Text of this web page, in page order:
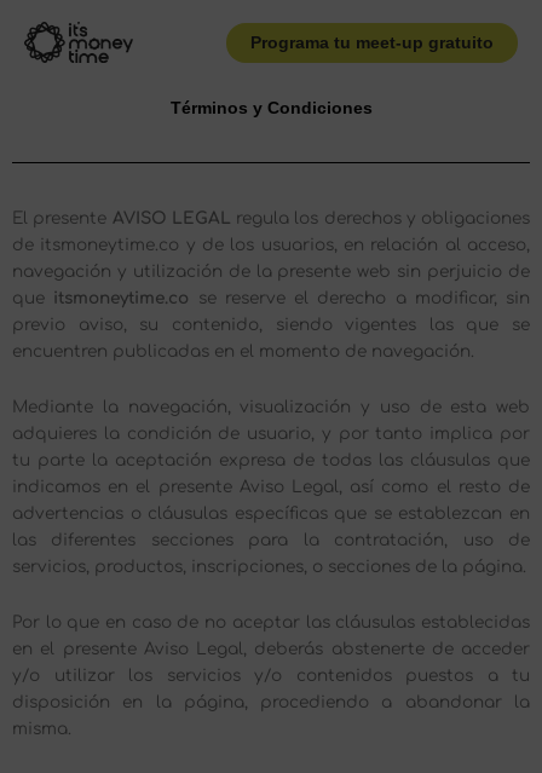
contenido
Programa tu meet-up gratuito
Términos y Condiciones
El presente AVISO LEGAL regula los derechos y obligaciones
de itsmoneytime.co y de los usuarios, en relación al acceso,
navegación y utilización de la presente web sin perjuicio de
que itsmoneytime.co se reserve el derecho a modificar, sin
previo aviso, su contenido, siendo vigentes las que se
encuentren publicadas en el momento de navegación.
Mediante la navegación, visualización y uso de esta web
adquieres la condición de usuario, y por tanto implica por
tu parte la aceptación expresa de todas las cláusulas que
indicamos en el presente Aviso Legal, así como el resto de
advertencias o cláusulas específicas que se establezcan en
las diferentes secciones para la contratación, uso de
servicios, productos, inscripciones, o secciones de la página.
Por lo que en caso de no aceptar las cláusulas establecidas
en el presente Aviso Legal, deberás abstenerte de acceder
y/o utilizar los servicios y/o contenidos puestos a tu
disposición en la página, procediendo a abandonar la
misma.